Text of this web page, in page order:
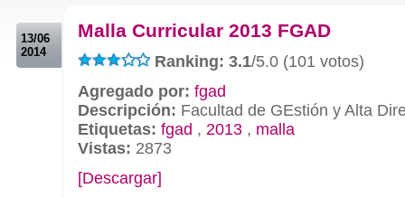
13/06
2014
Malla Curricular 2013 FGAD
Ranking: 3.1/5.0 (101 votos)
Agregado por: fgad
Descripción: Facultad de GEstión y Alta
Etiquetas: fgad , 2013 , malla
Vistas: 2873
[Descargar]